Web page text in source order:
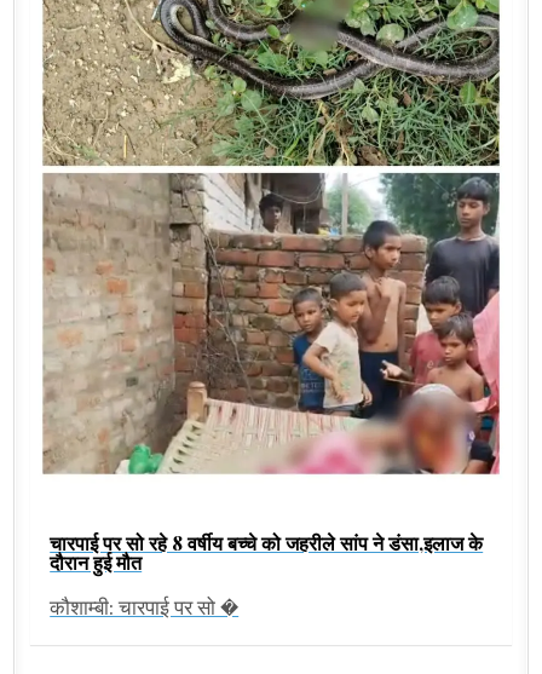
चारपाई पर सो रहे 8 वर्षीय बच्चे को जहरीले सांप ने डंसा,इलाज के
दौरान हुई मौत
कौशाम्बी: चारपाई पर सो �